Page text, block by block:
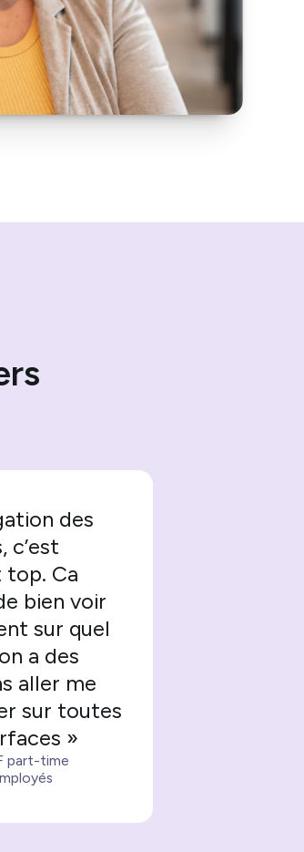
des
c’est
top. Ca
bien voir
sur quel
a des
aller me
sur toutes
»
part-time